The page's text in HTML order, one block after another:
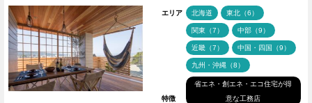
エリア 北海道 東北（6）
関東（7） 中部（9）
近畿（7） 中国・四国（9）
九州・沖縄（8）
特徴
省エネ・創エネ・エコ住宅が得
意な工務店